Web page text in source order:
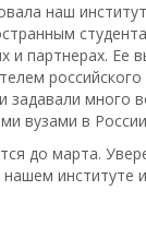
наш
и партнерах. Ее
много
вузами в
до марта.